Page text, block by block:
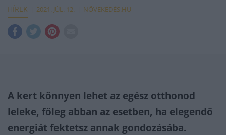
HÍREK 2021. JÚL. 12. NÖVEKEDÉS.HU
A kert könnyen lehet az egész otthonod
leleke, főleg abban az esetben, ha elegendő
energiát fektetsz annak gondozásába.